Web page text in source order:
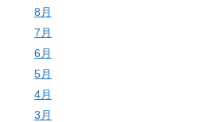
8月
7月
6月
5月
4月
3月